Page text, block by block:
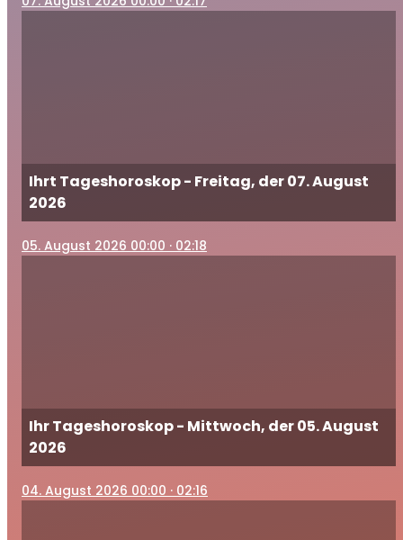
Ihrt Tageshoroskop - Freitag, der 07. August
2026
05. August 2026 00:00 · 02:18
Ihr Tageshoroskop - Mittwoch, der 05. August
2026
04. August 2026 00:00 · 02:16